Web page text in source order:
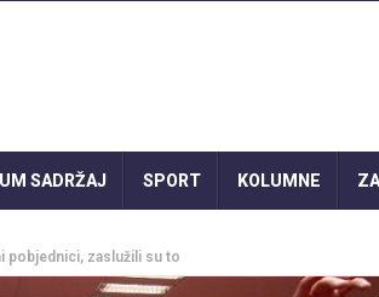
SADRŽAJ SPORT KOLUMNE
pobjednici, zaslužili su to